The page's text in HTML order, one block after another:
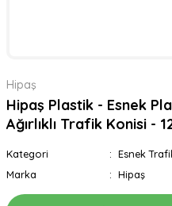
Hipaş
Hipaş Plastik - Esnek
Ağırlıklı Trafik Konisi -
Kategori
Esnek
Marka
Hipaş